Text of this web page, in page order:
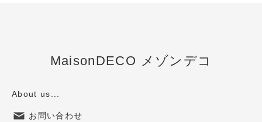
MaisonDECO メゾンデコ
About us...
お問い合わせ